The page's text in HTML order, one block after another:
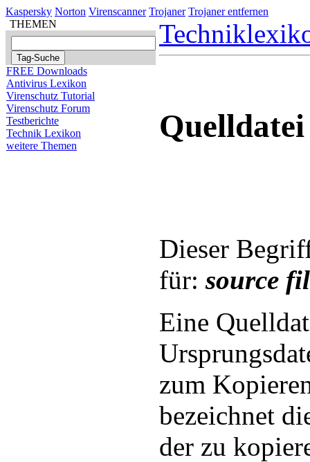
Kaspersky Norton Virenscanner Trojaner Trojaner entfernen
THEMEN
FREE Downloads
Antivirus Lexikon
Virenschutz Tutorial
Virenschutz Forum
Testberichte
Technik Lexikon
weitere Themen
Quelldatei
Dieser
für:source
Eine
zum
bezeichnet
der zu